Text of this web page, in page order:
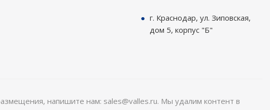
г. Краснодар, ул. Зиповская,
дом 5, корпус "Б"
напишите нам: sales@valles.ru. Мы удалим контент в